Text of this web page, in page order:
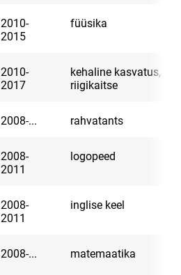
2010-
2015
füüsika
2010-
2017
kehaline kasvatus,
riigikaitse
2008-... rahvatants
2008-
2011
logopeed
2008-
2011
inglise keel
2008-... matemaatika